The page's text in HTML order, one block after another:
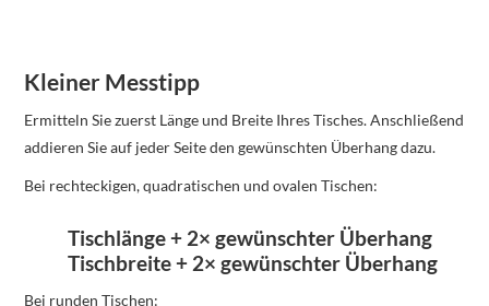
Kleiner Messtipp
Ermitteln Sie zuerst Länge und Breite Ihres Tisches. Anschließend
addieren Sie auf jeder Seite den gewünschten Überhang dazu.
Bei rechteckigen, quadratischen und ovalen Tischen:
Tischlänge + 2× gewünschter Überhang
Tischbreite + 2× gewünschter Überhang
Bei runden Tischen: